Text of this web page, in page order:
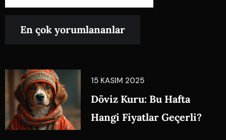
En çok yorumlananlar
15 KASIM 2025
Döviz Kuru: Bu Hafta
Hangi Fiyatlar Geçerli?